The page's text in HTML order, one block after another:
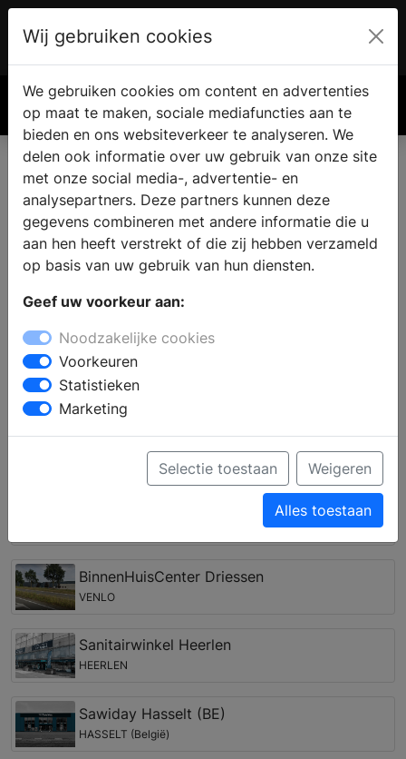
€ 0.00
Nieuwe keuken in Linne
Woont u in Linne en zoekt u een keukenzaak, omdat u
de keuken wilt renoveren of verbouwen? Wanneer u
zich oriënteert op een nieuwe keuken, dan vindt u bij
samenstellen van uw droomkeuken. Zoekt u een
moderne, landelijke, design of houten keuken met
inbouwapparatuur: in de keukenwinkel kunt u kiezen uit
verschillende keukenstijlen en krijgt u deskundig advies
Keukenwinkels in de regio Linne
BinnenHuisCenter Driessen
VENLO
Sanitairwinkel Heerlen
HEERLEN
Sawiday Hasselt (BE)
HASSELT (België)
Wij gebruiken cookies
We gebruiken cookies om content en advertenties
op maat te maken, sociale mediafuncties aan te
bieden en ons websiteverkeer te analyseren. We
delen ook informatie over uw gebruik van onze site
met onze social media-, advertentie- en
analysepartners. Deze partners kunnen deze
gegevens combineren met andere informatie die u
aan hen heeft verstrekt of die zij hebben verzameld
op basis van uw gebruik van hun diensten.
Geef uw voorkeur aan:
Noodzakelijke cookies
Voorkeuren
Statistieken
Marketing
Selectie toestaan Weigeren
Alles toestaan